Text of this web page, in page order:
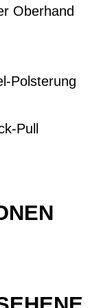
Oberhand
Polsterung
Pull